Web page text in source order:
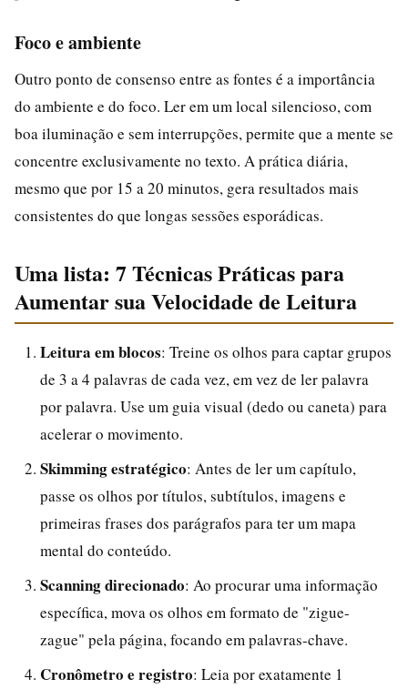
Foco e ambiente
Outro ponto de consenso entre as fontes é a importância
do ambiente e do foco. Ler em um local silencioso, com
boa iluminação e sem interrupções, permite que a mente se
concentre exclusivamente no texto. A prática diária,
mesmo que por 15 a 20 minutos, gera resultados mais
consistentes do que longas sessões esporádicas.
Uma lista: 7 Técnicas Práticas para
Aumentar sua Velocidade de Leitura
Leitura em blocos: Treine os olhos para captar grupos
de 3 a 4 palavras de cada vez, em vez de ler palavra
por palavra. Use um guia visual (dedo ou caneta) para
acelerar o movimento.
Skimming estratégico: Antes de ler um capítulo,
passe os olhos por títulos, subtítulos, imagens e
primeiras frases dos parágrafos para ter um mapa
mental do conteúdo.
Scanning direcionado: Ao procurar uma informação
específica, mova os olhos em formato de "zigue-
zague" pela página, focando em palavras-chave.
Cronômetro e registro: Leia por exatamente 1